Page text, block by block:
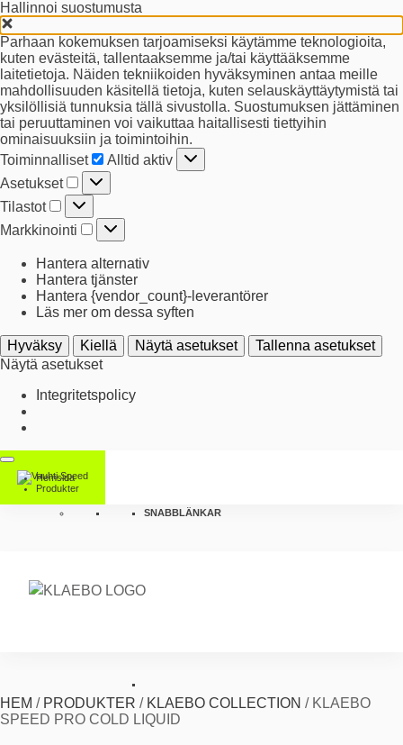
Hallinnoi suostumusta
Parhaan kokemuksen tarjoamiseksi käytämme teknologioita,
kuten evästeitä, tallentaaksemme ja/tai käyttääksemme
laitetietoja. Näiden tekniikoiden hyväksyminen antaa meille
mahdollisuuden käsitellä tietoja, kuten selauskäyttäytymistä tai
yksilöllisiä tunnuksia tällä sivustolla. Suostumuksen jättäminen
tai peruuttaminen voi vaikuttaa haitallisesti tiettyihin
ominaisuuksiin ja toimintoihin.
Toiminnalliset
Toiminnalliset
Alltid aktiv
Asetukset
Asetukset
Tilastot
Tilastot
Markkinointi
Markkinointi
Hantera alternativ
Hantera tjänster
Hantera {vendor_count}-leverantörer
Läs mer om dessa syften
Hyväksy Kiellä Näytä asetukset
Tallenna asetukset
Näytä asetukset
Integritetspolicy
Hemsida
Produkter
SNABBLÄNKAR
HEM / PRODUKTER / KLAEBO COLLECTION / KLAEBO
SPEED PRO COLD LIQUID